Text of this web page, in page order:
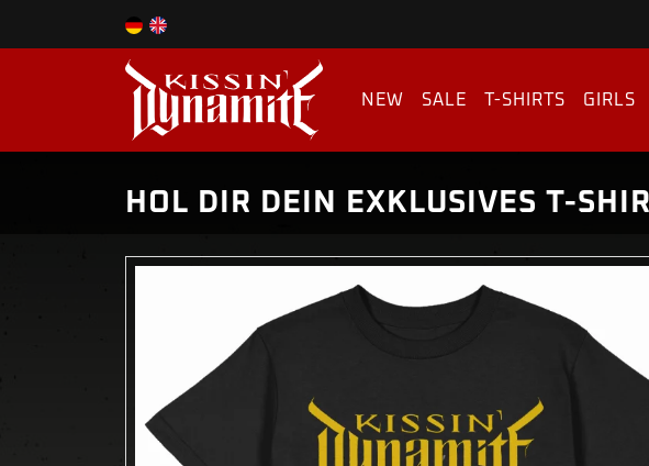
NEW SALE T-SHIRTS GIRLS
HOL DIR DEIN EXKLUSIVES T-